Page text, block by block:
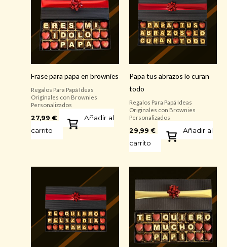
Frase para papa en brownies
Regalos Para Papá Ideas
Originales con Brownies
Personalizados
27,99€
Añadir al
carrito
Papa tus abrazos lo curan
todo
Regalos Para Papá Ideas
Originales con Brownies
Personalizados
29,99 €
Añadir al
carrito